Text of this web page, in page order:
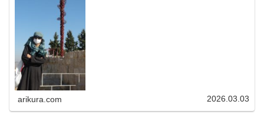
arikura.com 2026.03.03